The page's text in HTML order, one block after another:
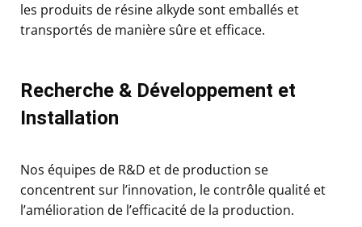
les produits de résine alkyde sont emballés et
transportés de manière sûre et efficace.
Recherche & Développement et
Installation
Nos équipes de R&D et de production se
concentrent sur l’innovation, le contrôle qualité et
l’amélioration de l’efficacité de la production.